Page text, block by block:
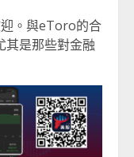
。與eToro的合
是那些對金融